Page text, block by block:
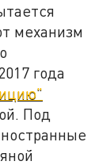
механизм
года
Под